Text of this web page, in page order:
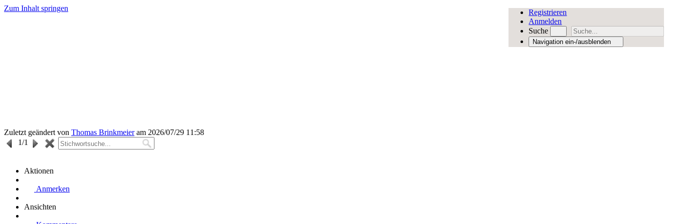
Zum Inhalt springen
Registrieren
Anmelden
Suche
Navigation ein-/ausblenden
Zuletzt geändert von Thomas Brinkmeieram 2026/07/29 11:58
1/1
Aktionen
Anmerken
Ansichten